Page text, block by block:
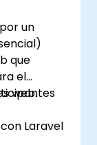
un
que
el
web.
Laravel